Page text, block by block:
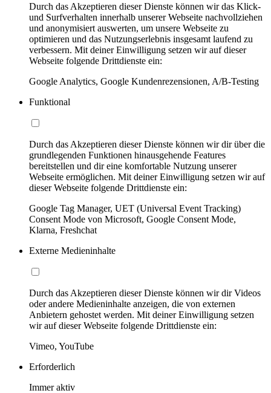
Durch das Akzeptieren dieser Dienste können wir das Klick-
und Surfverhalten innerhalb unserer Webseite nachvollziehen
und anonymisiert auswerten, um unsere Webseite zu
optimieren und das Nutzungserlebnis insgesamt laufend zu
verbessern. Mit deiner Einwilligung setzen wir auf dieser
Webseite folgende Drittdienste ein:
Google Analytics, Google Kundenrezensionen, A/B-Testing
Funktional
Durch das Akzeptieren dieser Dienste können wir dir über die
grundlegenden Funktionen hinausgehende Features
bereitstellen und dir eine komfortable Nutzung unserer
Webseite ermöglichen. Mit deiner Einwilligung setzen wir auf
dieser Webseite folgende Drittdienste ein:
Google Tag Manager, UET (Universal Event Tracking)
Consent Mode von Microsoft, Google Consent Mode,
Klarna, Freshchat
Externe Medieninhalte
Durch das Akzeptieren dieser Dienste können wir dir Videos
oder andere Medieninhalte anzeigen, die von externen
Anbietern gehostet werden. Mit deiner Einwilligung setzen
wir auf dieser Webseite folgende Drittdienste ein:
Vimeo, YouTube
Erforderlich
Immer aktiv